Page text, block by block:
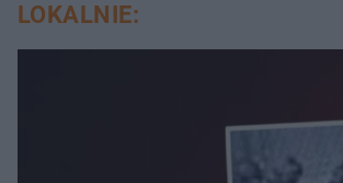
LOKALNIE: